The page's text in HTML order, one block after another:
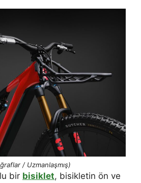
/ Uzmanlaşmış)
bir bisiklet, bisikletin ön ve